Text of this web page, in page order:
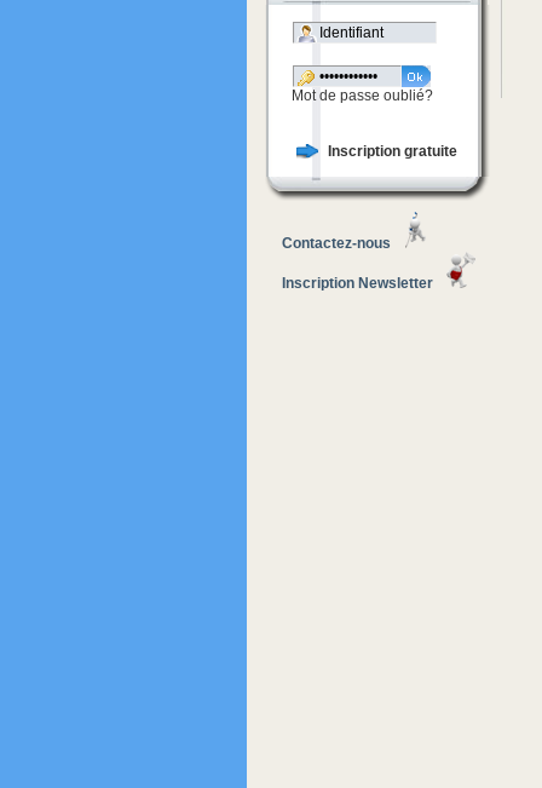
Mot de passe oublié?
Inscription gratuite
Contactez-nous
Inscription Newsletter